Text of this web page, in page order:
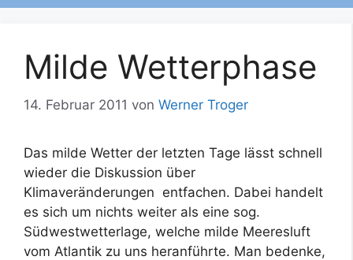
Milde Wetterphase
14. Februar 2011 von Werner Troger
Das milde Wetter der letzten Tage lässt schnell
wieder die Diskussion über
Klimaveränderungen entfachen. Dabei handelt
es sich um nichts weiter als eine sog.
Südwestwetterlage, welche milde Meeresluft
vom Atlantik zu uns heranführte. Man bedenke,